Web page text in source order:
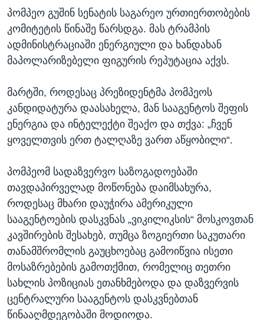
პომპეო გუშინ სენატის საგარეო ურთიერთობების
კომიტეტის წინაშე წარსდგა. მას ტრამპის
ადმინისტრაციაში ენერგიული და ხანდახან
მაპოლარიზებელი ფიგურის რეპუტაცია აქვს.
მარტში, როდესაც პრეზიდენტმა პომპეოს
კანდიდატურა დაასახელა, მან სააგენტოს შეფის
ენერგია და ინტელექტი შეაქო და თქვა: „ჩვენ
ყოველთვის ერთ ტალღაზე ვართ აწყობილი“.
პომპეომ სადაზვერვო საზოგადოებაში
თავდაპირველად მოწონება დაიმსახურა,
როდესაც მხარი დაუჭირა ამერიკული
სააგენტოების დასკვნას „ვიკილიკსის“ მოსკოვთან
კავშირების შესახებ, თუმცა ზოგიერთი საკუთარი
თანამშრომლის გაუცხოებაც გამოიწვია ისეთი
მოსაზრებების გამოთქმით, რომელიც თეთრი
სახლის პოზიციას ეთანხმებოდა და დაზვერვის
ცენტრალური სააგენტოს დასკვნებთან
წინააღმდეგობაში მოდიოდა.